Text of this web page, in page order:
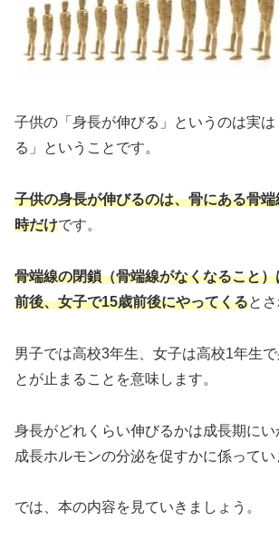
子供の「身長が伸びる」というのは実
る」ということです。
子供の身長が伸びるのは、骨にある骨
時だけです。
骨端線の閉鎖（骨端線がなくなること
前後、女子で15歳前後にやってくるとさ
男子では高校3年生、女子は高校1年生
とが止まることを意味します。
身長がどれくらい伸びるかは成長期にい
成長ホルモンの分泌を促すかに係ってい
では、本の内容を見ていきましょう。